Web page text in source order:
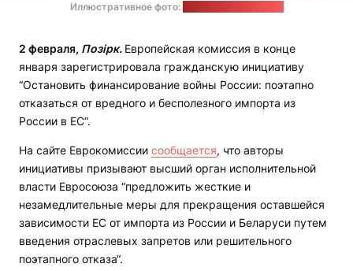
Иллюстративное фото:
2 февраля, Позірк. Европейская комиссия в конце
января зарегистрировала гражданскую инициативу
“Остановить финансирование войны России: поэтапно
отказаться от вредного и бесполезного импорта из
России в ЕС“.
На сайте Еврокомиссии сообщается, что авторы
инициативы призывают высший орган исполнительной
власти Евросоюза “предложить жесткие и
незамедлительные меры для прекращения оставшейся
зависимости ЕС от импорта из России и Беларуси путем
введения отраслевых запретов или решительного
поэтапного отказа“.